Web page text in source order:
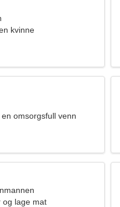
kvinne
omsorgsfull venn
lage mat